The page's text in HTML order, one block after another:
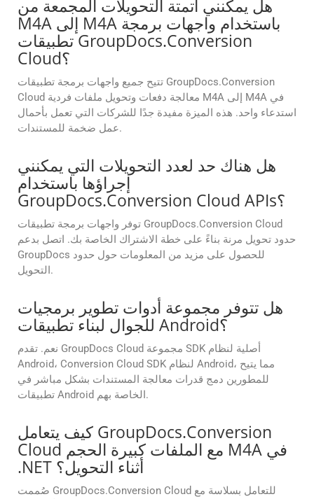
هل يمكنني أتمتة التحويلات المجمعة من
M4A إلى M4A باستخدام واجهات برمجة
تطبيقات GroupDocs.Conversion
Cloud؟
تتيح جميع واجهات برمجة تطبيقات GroupDocs.Conversion
Cloud معالجة دفعات وتحويل ملفات فردية M4A إلى M4A في
استدعاء واحد. هذه الميزة مفيدة جدًا للشركات التي تعمل بأحمال
عمل ضخمة للمستندات.
هل هناك حد لعدد التحويلات التي يمكنني
إجراؤها باستخدام
GroupDocs.Conversion Cloud APIs؟
توفر واجهات برمجة تطبيقات GroupDocs.Conversion Cloud
حدود تحويل مرنة بناءً على خطة الاشتراك الخاصة بك. اتصل بدعم
GroupDocs للحصول على مزيد من المعلومات حول حدود
التحويل.
هل تتوفر مجموعة أدوات تطوير برمجيات
للجوال لبناء تطبيقات Android؟
نعم. تقدم GroupDocs Cloud مجموعة SDK أصلية لنظام
Android، Conversion Cloud SDK لنظام Android، مما يتيح
للمطورين دمج قدرات معالجة المستندات بشكل مباشر في
تطبيقات Android الخاصة بهم.
كيف يتعامل GroupDocs.Conversion
Cloud مع الملفات كبيرة الحجم M4A في
.NET أثناء التحويل؟
صُممت GroupDocs.Conversion Cloud للتعامل بسلاسة مع